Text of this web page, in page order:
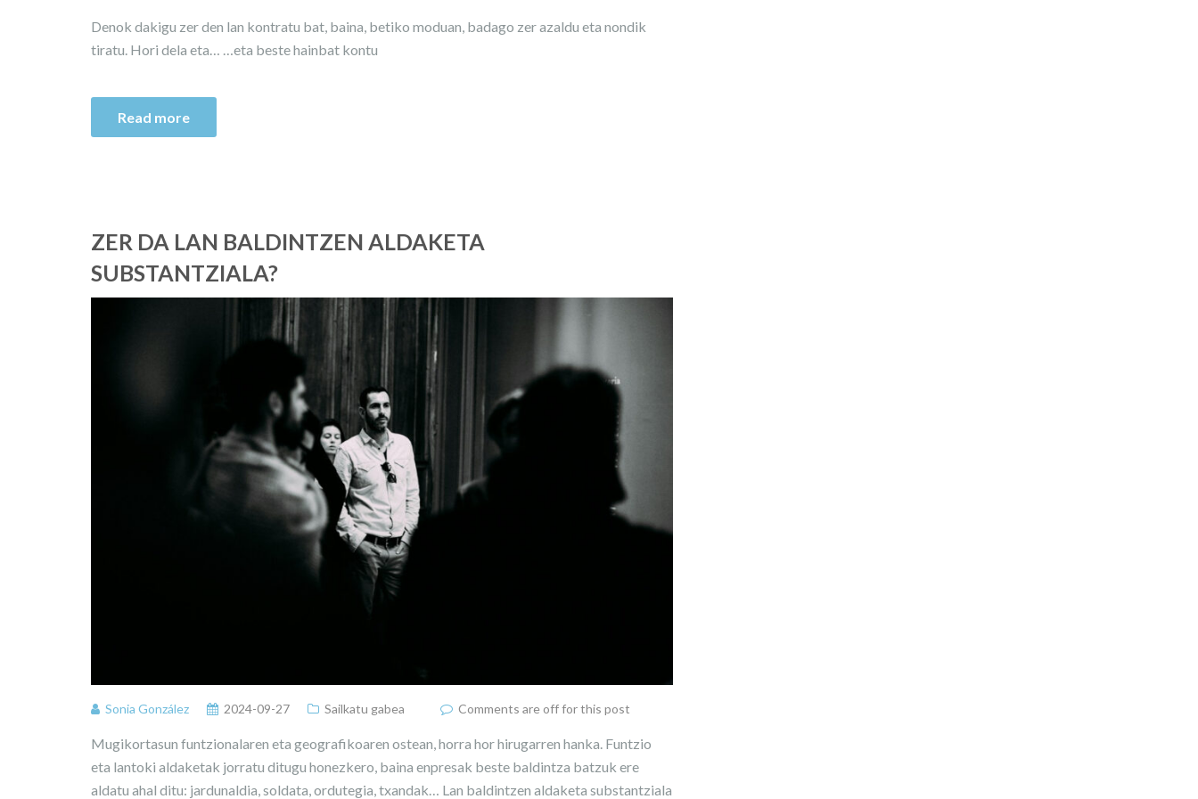
Denok dakigu zer den lan kontratu bat, baina, betiko moduan, badago zer azaldu eta nondik
tiratu. Hori dela eta… …eta beste hainbat kontu
Read more
ZER DA LAN BALDINTZEN ALDAKETA
SUBSTANTZIALA?
Sonia González 2024-09-27 Sailkatu gabea Comments are off for this post
Mugikortasun funtzionalaren eta geografikoaren ostean, horra hor hirugarren hanka. Funtzio
eta lantoki aldaketak jorratu ditugu honezkero, baina enpresak beste baldintza batzuk ere
aldatu ahal ditu: jardunaldia, soldata, ordutegia, txandak… Lan baldintzen aldaketa substantziala